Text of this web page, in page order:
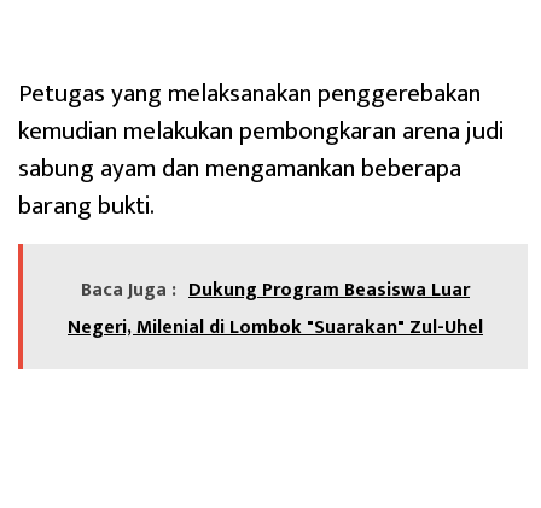
Petugas yang melaksanakan penggerebakan
kemudian melakukan pembongkaran arena judi
sabung ayam dan mengamankan beberapa
barang bukti.
Baca Juga : Dukung Program Beasiswa Luar
Negeri, Milenial di Lombok "Suarakan" Zul-Uhel